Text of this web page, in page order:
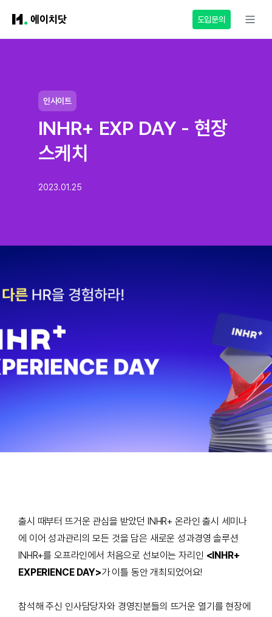
도입문의
인사이트
INHR+ EXP DAY - 현장
스케치
2023.01.25
출시 때부터 뜨거운 관심을 받았던 INHR+ 온라인 출시 세미나
에 이어 성과관리의 모든 것을 담은 새로운 성과경영 솔루션
INHR+를 오프라인에서 처음으로 선보이는 자리인 <INHR+
EXPERIENCE DAY>가 이틀 동안 개최되었어요!
참석해 주신 인사담당자와 경영진분들의 뜨거운 열기를 현장에